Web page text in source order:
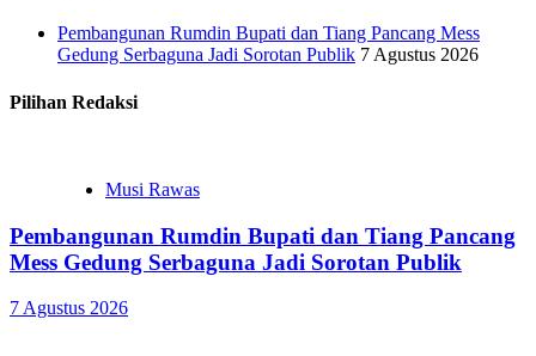
Pembangunan Rumdin Bupati dan Tiang Pancang Mess
Gedung Serbaguna Jadi Sorotan Publik 7 Agustus 2026
Pilihan Redaksi
Musi Rawas
Pembangunan Rumdin Bupati dan Tiang Pancang
Mess Gedung Serbaguna Jadi Sorotan Publik
7 Agustus 2026